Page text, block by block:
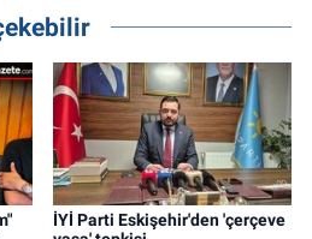
İYİ Parti Eskişehir'den 'çerçeve